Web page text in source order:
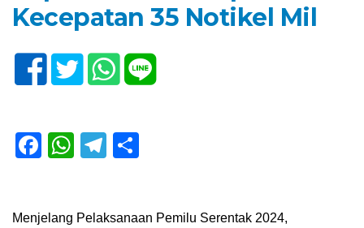
Kecepatan 35 Notikel Mil
Facebook
WhatsApp
Telegram
Menjelang Pelaksanaan Pemilu Serentak 2024,